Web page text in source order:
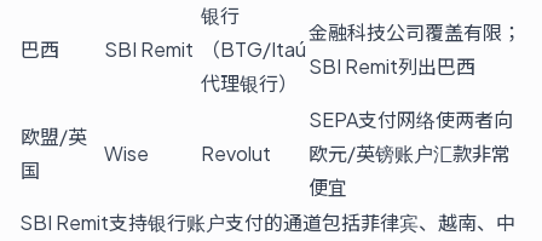
巴西 SBI Remit
银行
（BTG/Itaú
代理银行）
金融科技公司覆盖有限；
SBI Remit列出巴西
欧盟/英
国
Wise Revolut
SEPA支付网络使两者向
欧元/英镑账户汇款非常
便宜
SBI Remit支持银行账户支付的通道包括菲律宾、越南、中